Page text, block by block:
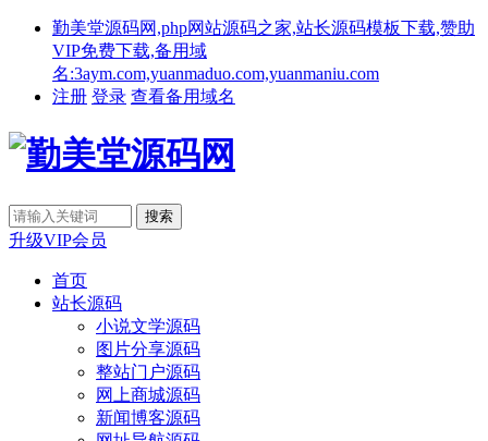
勤美堂源码网,php网站源码之家,站长源码模板下载,赞助
VIP免费下载,备用域
名:3aym.com,yuanmaduo.com,yuanmaniu.com
注册 登录 查看备用域名
升级VIP会员
首页
站长源码
小说文学源码
图片分享源码
整站门户源码
网上商城源码
新闻博客源码